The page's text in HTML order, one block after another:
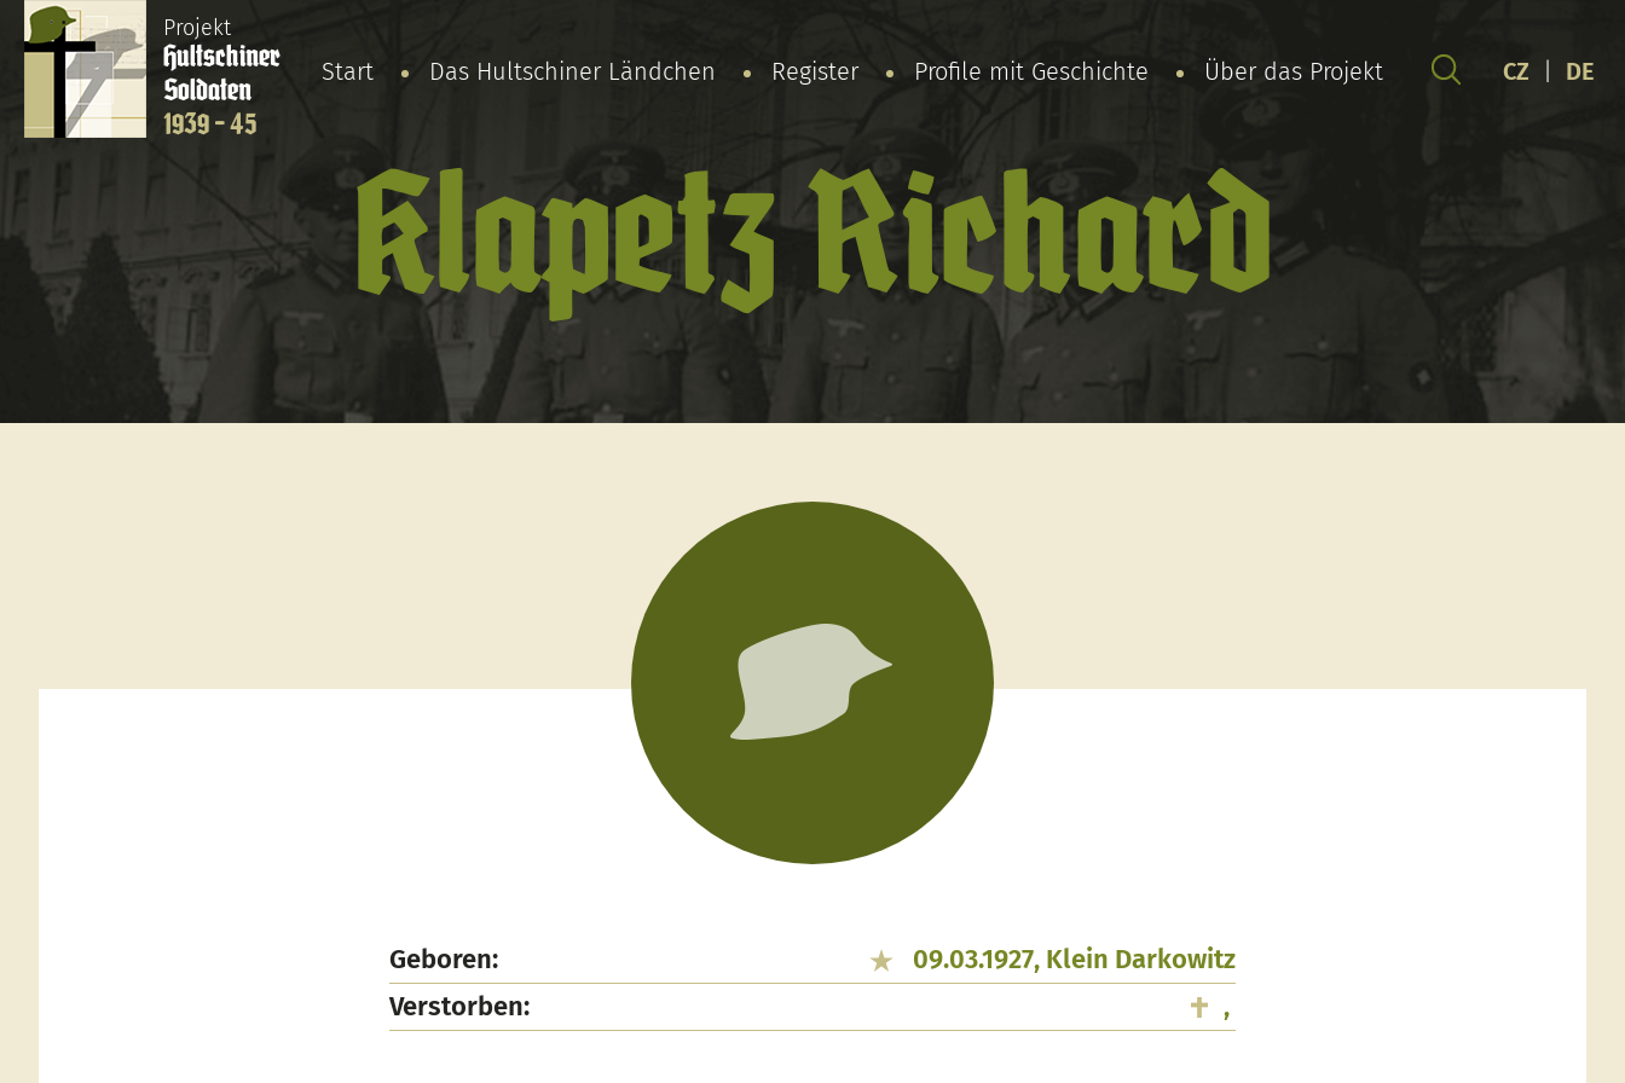
Projekt
Hultschiner
Soldaten
1939 - 45
Start Das Hultschiner Ländchen Register Profile mit Geschichte Über das Projekt CZ DE
Klapetz Richard
Geboren:
09.03.1927, Klein Darkowitz
Verstorben:
,